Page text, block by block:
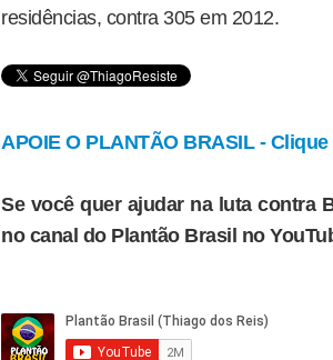
residências, contra 305 em 2012.
APOIE O PLANTÃO BRASIL -
Se você quer ajudar na luta contra
no canal do Plantão Brasil no